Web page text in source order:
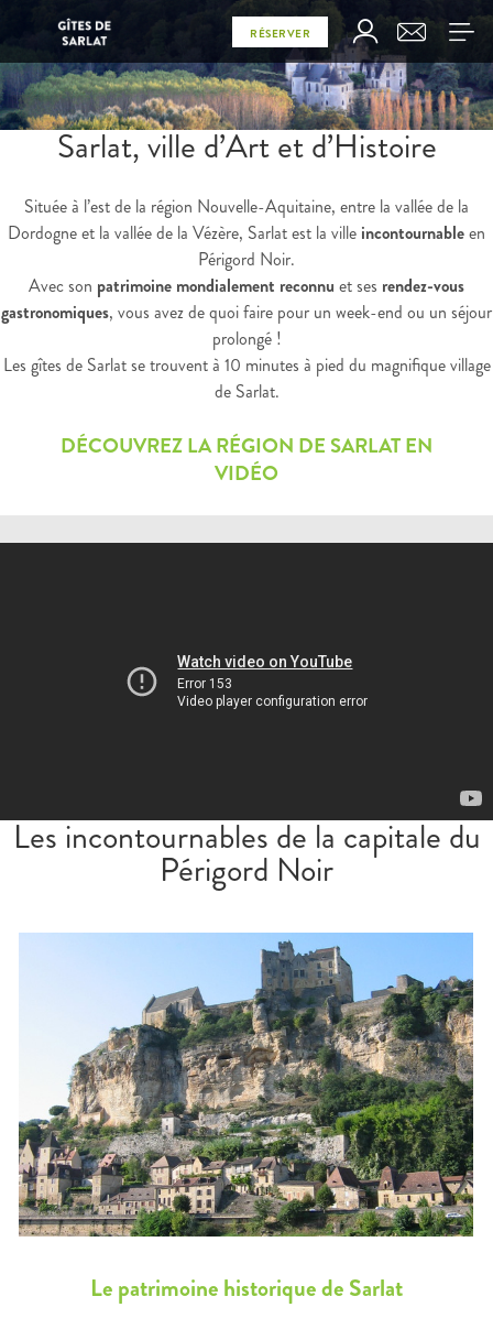
RÉSERVER
Sarlat, ville d’Art et d’Histoire
Située à l’est de la région Nouvelle-Aquitaine, entre la vallée de la
Dordogne et la vallée de la Vézère, Sarlat est la ville incontournableen
Périgord Noir.
Avec son patrimoine mondialement reconnu et ses rendez-vous
gastronomiques, vous avez de quoi faire pour un week-end ou un séjour
prolongé !
Les gîtes de Sarlat se trouvent à 10 minutes à pied du magnifique village
de Sarlat.
DÉCOUVREZ LA RÉGION DE SARLAT EN
VIDÉO
Les incontournables de la capitale du
Périgord Noir
Le patrimoine historique de Sarlat